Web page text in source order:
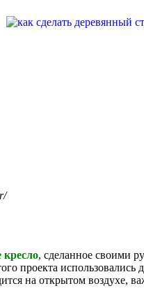
кресло, сделанное своими
проекта использовались
на открытом воздухе,